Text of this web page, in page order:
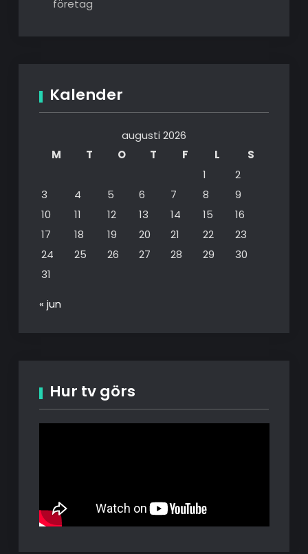
företag
Kalender
augusti 2026
M
T O T F L
S
1
2
3
4 5 6 7 8
9
10
11 12 13 14 15
16
17
18 19 20 21 22
23
24
25 26 27 28 29
30
31
« jun
Hur tv görs